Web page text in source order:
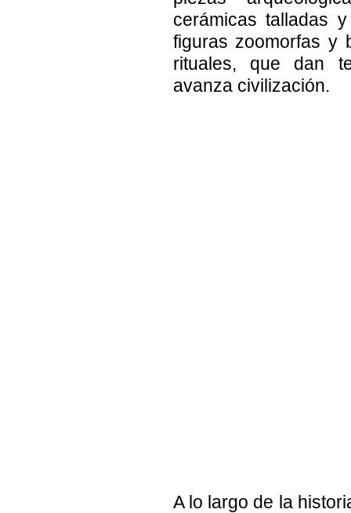
cerámicas talladas
figuras zoomorfas y
rituales, que dan
avanza civilización.
A lo largo de la